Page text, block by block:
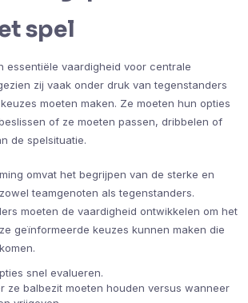
spel
essentiële vaardigheid voor centrale
zij vaak onder druk van tegenstanders
moeten maken. Ze moeten hun opties
of ze moeten passen, dribbelen of
de spelsituatie.
omvat het begrijpen van de sterke en
teamgenoten als tegenstanders.
moeten de vaardigheid ontwikkelen om het
geïnformeerde keuzes kunnen maken die
snel evalueren.
ze balbezit moeten houden versus wanneer